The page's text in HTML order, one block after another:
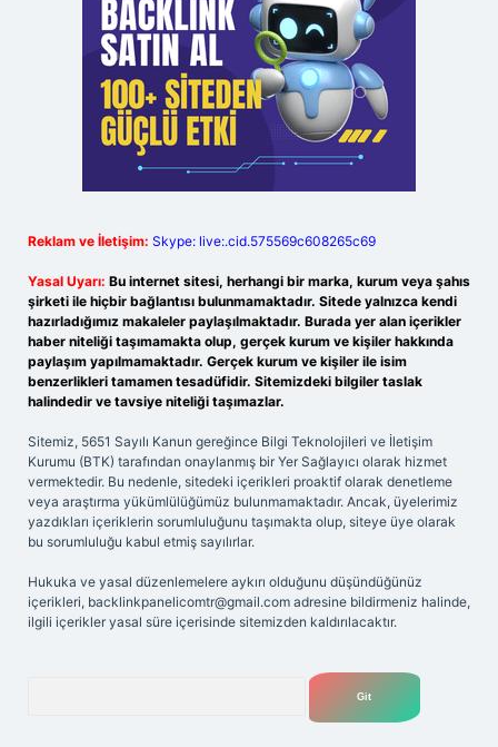
Reklam ve İletişim: Skype: live:.cid.575569c608265c69
Yasal Uyarı: Bu internet sitesi, herhangi bir marka, kurum veya şahıs
şirketi ile hiçbir bağlantısı bulunmamaktadır. Sitede yalnızca kendi
hazırladığımız makaleler paylaşılmaktadır. Burada yer alan içerikler
haber niteliği taşımamakta olup, gerçek kurum ve kişiler hakkında
paylaşım yapılmamaktadır. Gerçek kurum ve kişiler ile isim
benzerlikleri tamamen tesadüfidir. Sitemizdeki bilgiler taslak
halindedir ve tavsiye niteliği taşımazlar.
Sitemiz, 5651 Sayılı Kanun gereğince Bilgi Teknolojileri ve İletişim
Kurumu (BTK) tarafından onaylanmış bir Yer Sağlayıcı olarak hizmet
vermektedir. Bu nedenle, sitedeki içerikleri proaktif olarak denetleme
veya araştırma yükümlülüğümüz bulunmamaktadır. Ancak, üyelerimiz
yazdıkları içeriklerin sorumluluğunu taşımakta olup, siteye üye olarak
bu sorumluluğu kabul etmiş sayılırlar.
Hukuka ve yasal düzenlemelere aykırı olduğunu düşündüğünüz
içerikleri, backlinkpanelicomtr@gmail.com adresine bildirmeniz halinde,
ilgili içerikler yasal süre içerisinde sitemizden kaldırılacaktır.